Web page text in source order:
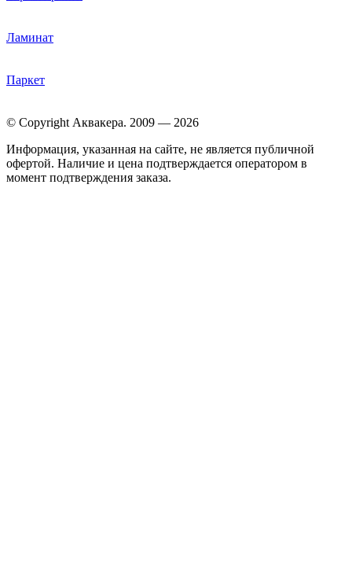
Ламинат
Паркет
© Copyright Аквакера. 2009 — 2026
Информация, указанная на сайте, не является публичной
офертой. Наличие и цена подтверждается оператором в
момент подтверждения заказа.